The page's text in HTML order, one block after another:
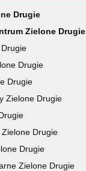
Drugie
Zielone Drugie
Drugie
Drugie
Zielone Drugie
Drugie
Drugie
Zielone Drugie